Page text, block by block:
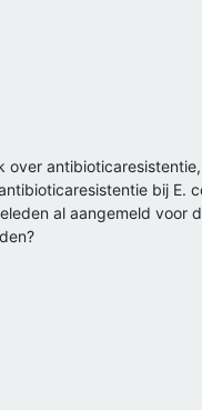
over
bij E.
al aangemeld